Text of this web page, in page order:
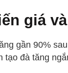
giá
gần 90%
tạo đà tăng